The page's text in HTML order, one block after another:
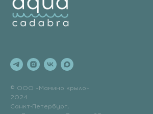
© ООО «Мамино крыло»
2024
Санкт-Петербург,